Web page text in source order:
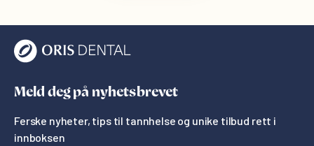
Meld deg på nyhetsbrevet
Ferske nyheter, tips til tannhelse og unike tilbud rett i
innboksen